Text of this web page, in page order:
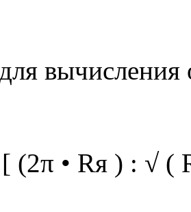
вычисления
(2π • Rя ) : √ (